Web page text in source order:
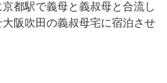
都駅で義母と義叔母と合流し
阪吹田の義叔母宅に宿泊させ